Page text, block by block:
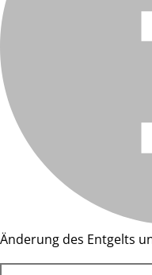
Änderung des Entgelts